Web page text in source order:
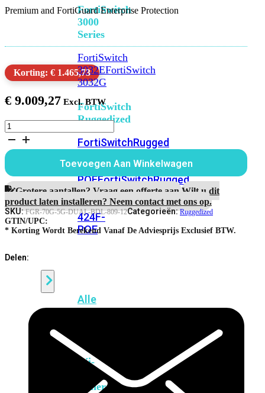
FortiSwitch
3000
Series
FortiSwitch
3032EFortiSwitch
3032G
FortiSwitch
Ruggedized
FortiSwitchRugged
112F-
POEFortiSwitchRugged
216F-
POEFortiSwitchRugged
424F-
POE
Alle
Wi-
Generatie
Premium and FortiGuard Enterprise Protection
Korting: € 1.465,73
€ 9.009,27
FortiGateRugged-
70G-
DUAL
1
Jaar
Enterprise
Protection
aantal
Toevoegen Aan Winkelwagen
Grotere aantallen? Vraag een offerte aan.Wilt u dit
product laten installeren? Neem contact met ons op.
SKU:FGR-70G-5G-DUAL-BDL-809-12Categorieën:Ruggedized
GTIN/UPC:
* Korting Wordt Berekend Vanaf De Adviesprijs Exclusief BTW.
Delen: